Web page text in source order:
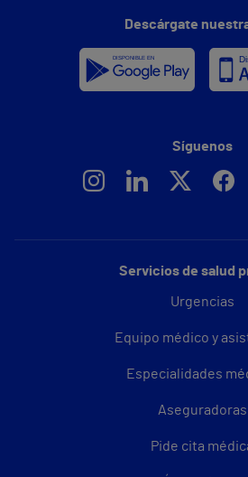
Servicios de salud
Urgencias
Equipo médico y
Especialidades
Aseguradoras
Pide cita
Descárgate
Síguenos